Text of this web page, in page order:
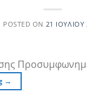
POSTED ON 21 ΙΟΥΛΊΟΥ
→